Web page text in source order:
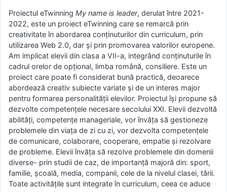
Proiectul eTwinning My name is leader, derulat între 2021-
2022, este un proiect eTwinning care se remarcă prin
creativitate în abordarea conținuturilor din curriculum, prin
utilizarea Web 2.0, dar și prin promovarea valorilor europene.
Am implicat elevii din clasa a VII-a, integrând conținuturile în
cadrul orelor de opțional, limba română, consiliere. Este un
proiect care poate fi considerat bună practică, deoarece
abordează creativ subiecte variate și de un interes major
pentru formarea personalității elevilor. Proiectul își propune să
dezvolte competențele necesare secolului XXI. Elevii dezvoltă
abilități, competențe manageriale, vor învăța să gestioneze
problemele din viața de zi cu zi, vor dezvolta competențele
de comunicare, colaborare, cooperare, empatie și rezolvare
de probleme. Elevii învăța să rezolve problemele din domenii
diverse- prin studii de caz, de importanță majoră din: sport,
familie, școală, media, companii, cele de la nivelul clasei, tării.
Toate activitățile sunt integrate în curriculum, ceea ce aduce